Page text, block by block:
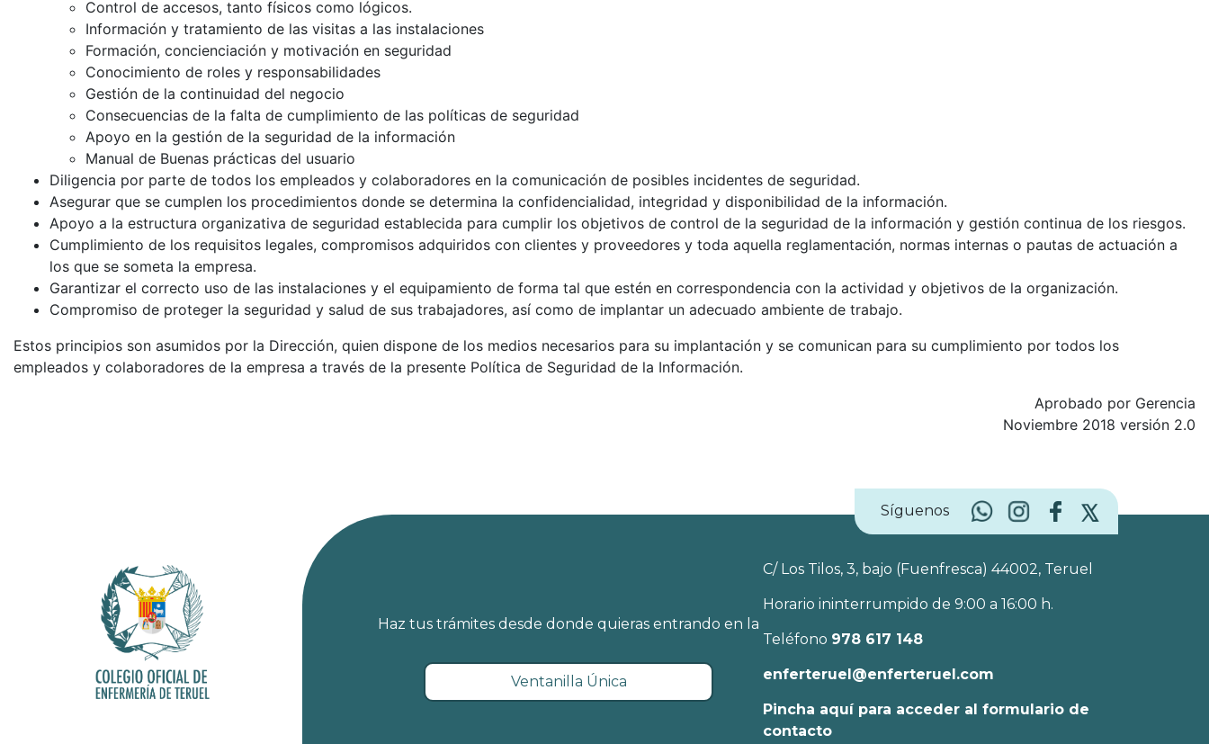
Control de accesos, tanto físicos como lógicos.
Información y tratamiento de las visitas a las instalaciones
Formación, concienciación y motivación en seguridad
Conocimiento de roles y responsabilidades
Gestión de la continuidad del negocio
Consecuencias de la falta de cumplimiento de las políticas de seguridad
Apoyo en la gestión de la seguridad de la información
Manual de Buenas prácticas del usuario
Diligencia por parte de todos los empleados y colaboradores en la comunicación de posibles incidentes de seguridad.
Asegurar que se cumplen los procedimientos donde se determina la confidencialidad, integridad y disponibilidad de la información.
Apoyo a la estructura organizativa de seguridad establecida para cumplir los objetivos de control de la seguridad de la información y gestión continua de los riesgos.
Cumplimiento de los requisitos legales, compromisos adquiridos con clientes y proveedores y toda aquella reglamentación, normas internas o pautas de actuación a
los que se someta la empresa.
Garantizar el correcto uso de las instalaciones y el equipamiento de forma tal que estén en correspondencia con la actividad y objetivos de la organización.
Compromiso de proteger la seguridad y salud de sus trabajadores, así como de implantar un adecuado ambiente de trabajo.
Estos principios son asumidos por la Dirección, quien dispone de los medios necesarios para su implantación y se comunican para su cumplimiento por todos los
empleados y colaboradores de la empresa a través de la presente Política de Seguridad de la Información.
Aprobado por Gerencia
Noviembre 2018 versión 2.0
Síguenos
Haz tus trámites desde donde quieras entrando en la
Ventanilla Única
C/ Los Tilos, 3, bajo (Fuenfresca) 44002, Teruel
Horario ininterrumpido de 9:00 a 16:00 h.
Teléfono 978 617 148
enferteruel@enferteruel.com
Pincha aquí para acceder al formulario de
contacto